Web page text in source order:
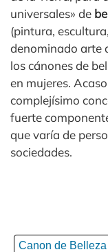
universales» de
(pintura, escultura,
denominado arte
los cánones de
en mujeres.
complejísimo
fuerte
que varía de
sociedades.
Canon de Belleza